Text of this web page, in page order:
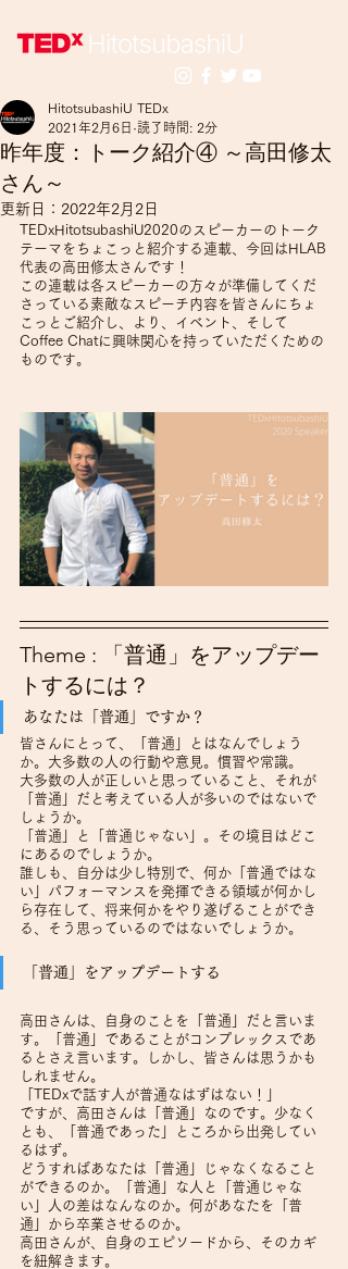
昨年度：トーク紹介④ ～高田修太
さん～
HitotsubashiU TEDx
2021年2月6日 読了時間: 2分
更新日： 2022年2月2日
TEDxHitotsubashiU2020のスピーカーのトーク
テーマをちょこっと紹介する連載、今回はHLAB
代表の高田修太さんです！
この連載は各スピーカーの方々が準備してくだ
さっている素敵なスピーチ内容を皆さんにちょ
こっとご紹介し、より、イベント、そして
Coffee Chatに興味関心を持っていただくための
ものです。
Theme : 「普通」をアップデー
トするには？
あなたは「普通」ですか？
皆さんにとって、「普通」とはなんでしょう
か。大多数の人の行動や意見。慣習や常識。
大多数の人が正しいと思っていること、それが
「普通」だと考えている人が多いのではないで
しょうか。
「普通」と「普通じゃない」。その境目はどこ
にあるのでしょうか。
誰しも、自分は少し特別で、何か「普通ではな
い」パフォーマンスを発揮できる領域が何かし
ら存在して、将来何かをやり遂げることができ
る、そう思っているのではないでしょうか。
「普通」をアップデートする
高田さんは、自身のことを「普通」だと言いま
す。「普通」であることがコンプレックスであ
るとさえ言います。しかし、皆さんは思うかも
しれません。
「TEDxで話す人が普通なはずはない！」
ですが、高田さんは「普通」なのです。少なく
とも、「普通であった」ところから出発してい
るはず。
どうすればあなたは「普通」じゃなくなること
ができるのか。「普通」な人と「普通じゃな
い」人の差はなんなのか。何があなたを「普
通」から卒業させるのか。
高田さんが、自身のエピソードから、そのカギ
を紐解きます。